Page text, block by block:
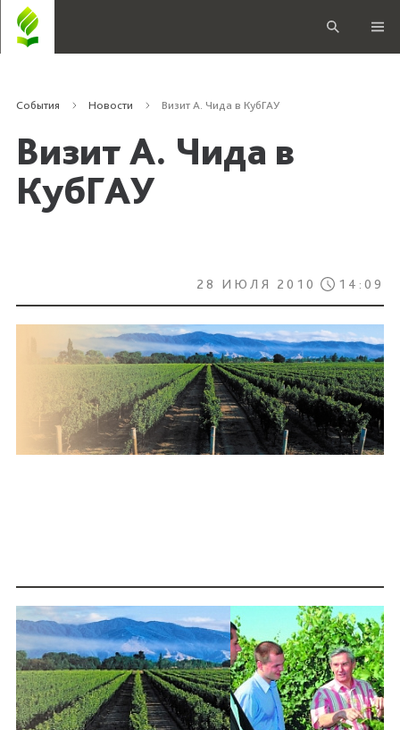
События Новости Визит А. Чида в КубГАУ
Визит А. Чида в
КубГАУ
28 ИЮЛЯ 2010 14:09